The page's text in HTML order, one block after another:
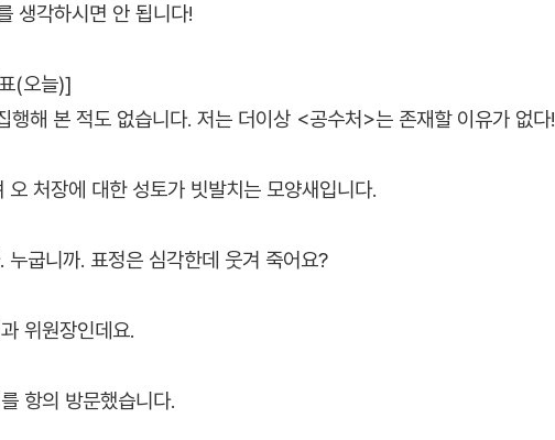
생각하시면 안 됩니다!
(오늘)]
행해 본 적도 없습니다. 저는 더이상 <공수처>는 존재할 이유가 없다!
처장에 대한 성토가 빗발치는 모양새입니다.
굽니까. 표정은 심각한데 웃겨 죽어요?
위원장인데요.
항의 방문했습니다.